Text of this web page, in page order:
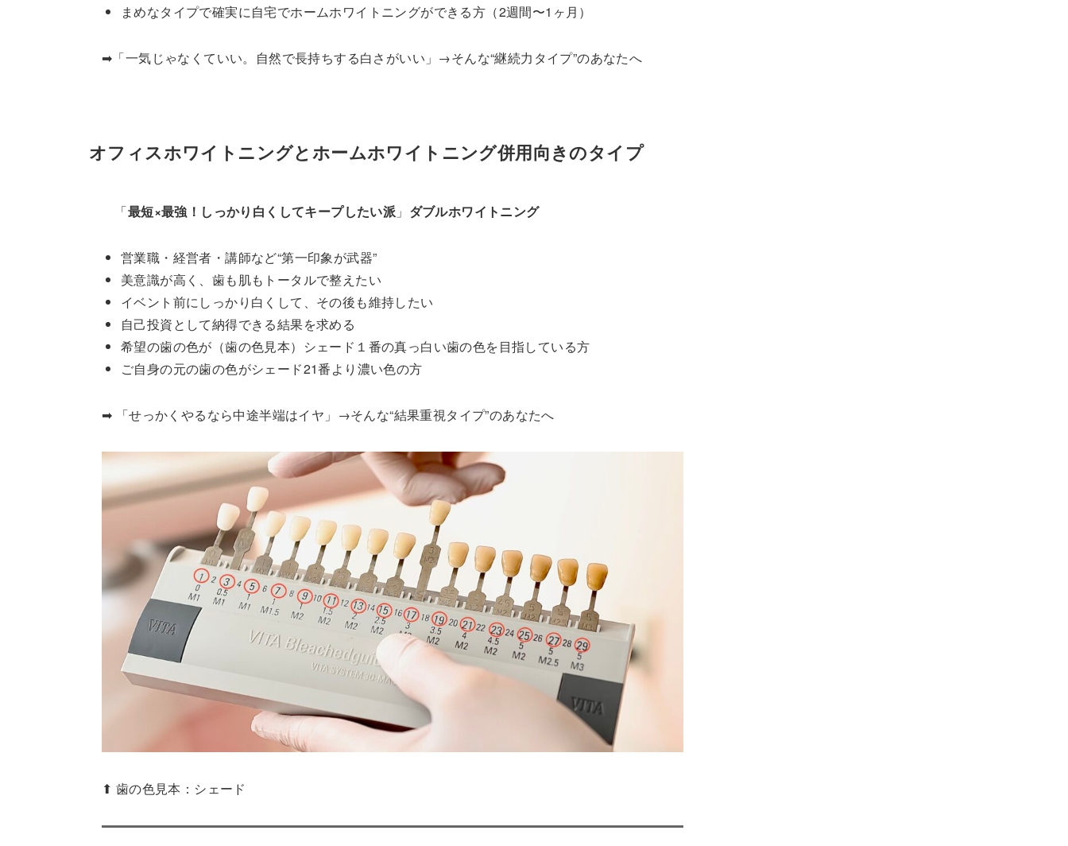
まめなタイプで確実に自宅でホームホワイトニングができる方（2週間〜1ヶ月）
➡︎「一気じゃなくていい。自然で長持ちする白さがいい」→そんな“継続力タイプ”のあなたへ
オフィスホワイトニングとホームホワイトニング併用向きのタイプ
「最短×最強！しっかり白くしてキープしたい派 」 ダブルホワイトニング
営業職・経営者・講師など“第一印象が武器”
美意識が高く、歯も肌もトータルで整えたい
イベント前にしっかり白くして、その後も維持したい
自己投資として納得できる結果を求める
希望の歯の色が（歯の色見本）シェード１番の真っ白い歯の色を目指している方
ご自身の元の歯の色がシェード21番より濃い色の方
➡︎ 「せっかくやるなら中途半端はイヤ」→そんな“結果重視タイプ”のあなたへ
⬆︎ 歯の色見本：シェード